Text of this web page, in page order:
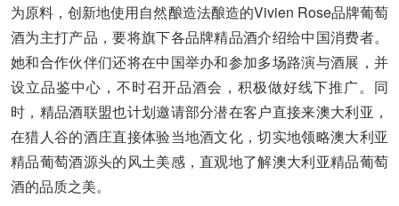
为原料，创新地使用自然酿造法酿造的Vivien Rose品牌葡萄
酒为主打产品，要将旗下各品牌精品酒介绍给中国消费者。
她和合作伙伴们还将在中国举办和参加多场路演与酒展，并
设立品鉴中心，不时召开品酒会，积极做好线下推广。同
时，精品酒联盟也计划邀请部分潜在客户直接来澳大利亚，
在猎人谷的酒庄直接体验当地酒文化，切实地领略澳大利亚
精品葡萄酒源头的风土美感，直观地了解澳大利亚精品葡萄
酒的品质之美。